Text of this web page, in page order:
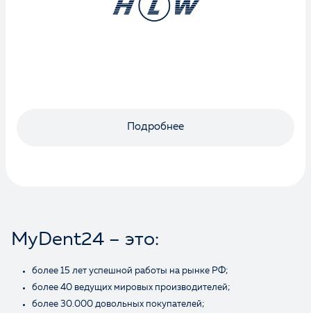
Подробнее
MyDent24 – это:
более 15 лет успешной работы на рынке РФ;
более 40 ведущих мировых производителей;
более 30.000 довольных покупателей;